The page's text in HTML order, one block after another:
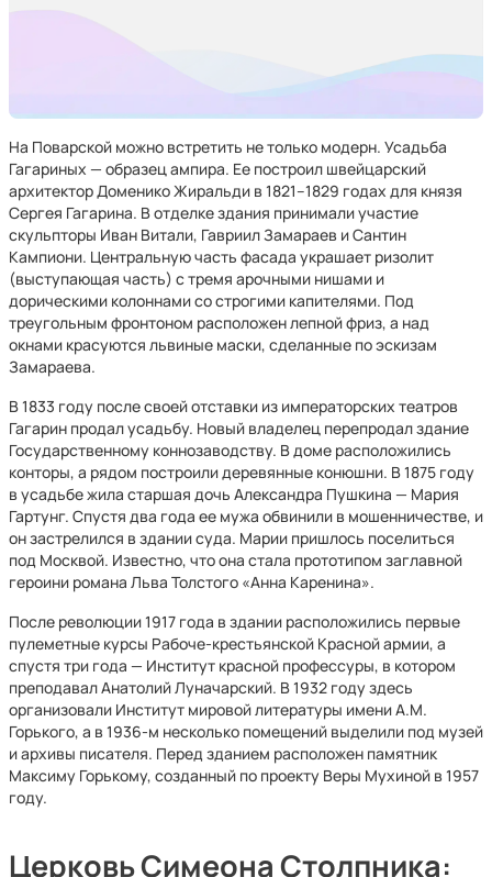
На Поварской можно встретить не только модерн. Усадьба
Гагариных — образец ампира. Ее построил швейцарский
архитектор Доменико Жиральди в 1821–1829 годах для князя
Сергея Гагарина. В отделке здания принимали участие
скульпторы Иван Витали, Гавриил Замараев и Сантин
Кампиони. Центральную часть фасада украшает ризолит
(выступающая часть) с тремя арочными нишами и
дорическими колоннами со строгими капителями. Под
треугольным фронтоном расположен лепной фриз, а над
окнами красуются львиные маски, сделанные по эскизам
Замараева.
В 1833 году после своей отставки из императорских театров
Гагарин продал усадьбу. Новый владелец перепродал здание
Государственному коннозаводству. В доме расположились
конторы, а рядом построили деревянные конюшни. В 1875 году
в усадьбе жила старшая дочь Александра Пушкина — Мария
Гартунг. Спустя два года ее мужа обвинили в мошенничестве, и
он застрелился в здании суда. Марии пришлось поселиться
под Москвой. Известно, что она стала прототипом заглавной
героини романа Льва Толстого «Анна Каренина».
После революции 1917 года в здании расположились первые
пулеметные курсы Рабоче-крестьянской Красной армии, а
спустя три года — Институт красной профессуры, в котором
преподавал Анатолий Луначарский. В 1932 году здесь
организовали Институт мировой литературы имени А.М.
Горького, а в 1936-м несколько помещений выделили под музей
и архивы писателя. Перед зданием расположен памятник
Максиму Горькому, созданный по проекту Веры Мухиной в 1957
году.
Церковь Симеона Столпника: